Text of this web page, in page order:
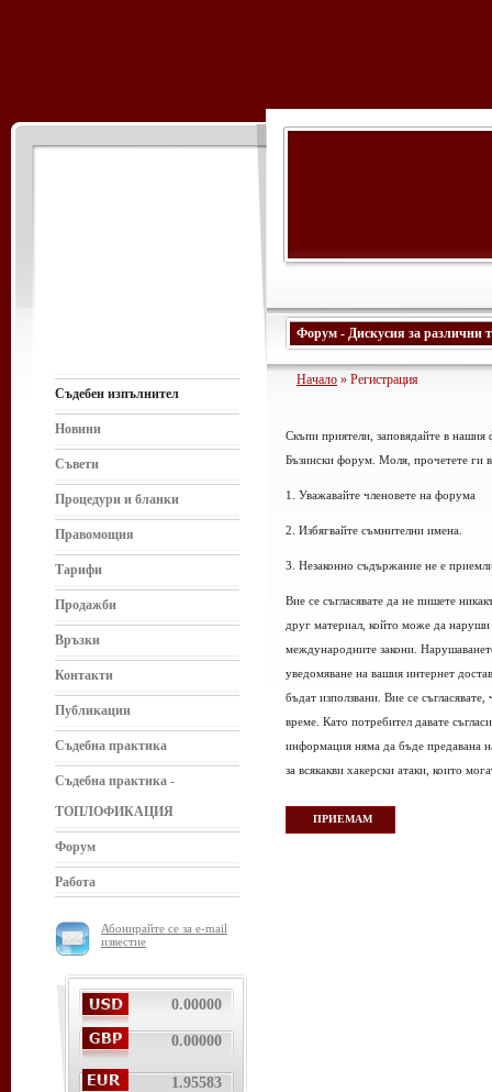
Съдебен изпълнител
Новини
Съвети
Процедури и бланки
Правомощия
Тарифи
Продажби
Връзки
Контакти
Публикации
Съдебна практика
Съдебна практика -
ТОПЛОФИКАЦИЯ
Форум
Работа
Абонирайте се за e-mail
известие
0.00000
0.00000
1.95583
Форум - Дискусия за различни
Начало » Регистрация
Скъпи приятели, заповядайте в
Бъзински форум. Моля, прочетете ги
1. Уважавайте членовете на форума
2. Избягвайте съмнителни имена.
3. Незаконно съдържание не е
Вие се съгласявате да не пишете
друг материал, който може да
международните закони.
уведомяване на вашия интернет
бъдат използвани. Вие се
време. Като потребител давате
информация няма да бъде предавана
за всякакви хакерски атаки, които